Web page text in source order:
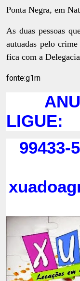
Ponta Negra, em
As duas pessoas
autuadas pelo
fica com a
fonte:g1rn
LIGUE:
99433-